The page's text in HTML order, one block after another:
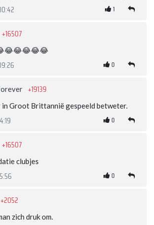
1
+16507
0
+19139
in Groot Brittannië gespeeld betweter.
0
+16507
clubjes
0
+2052
zich druk om.